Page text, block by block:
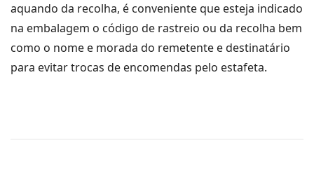
aquando da recolha, é conveniente que esteja indicado
na embalagem o código de rastreio ou da recolha bem
como o nome e morada do remetente e destinatário
para evitar trocas de encomendas pelo estafeta.